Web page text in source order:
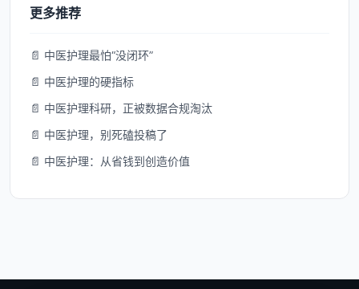
更多推荐
📄 中医护理最怕“没闭环”
📄 中医护理的硬指标
📄 中医护理科研，正被数据合规淘汰
📄 中医护理，别死磕投稿了
📄 中医护理：从省钱到创造价值